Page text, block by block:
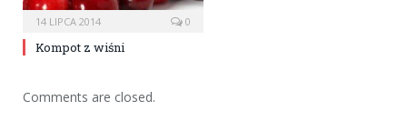
14 LIPCA 2014 0
Kompot z wiśni
Comments are closed.